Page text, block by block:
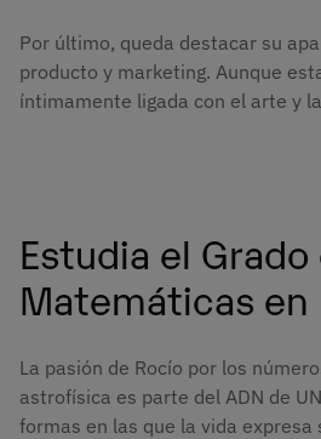
Por último, queda destacar su
producto y marketing. Aunque
íntimamente ligada con el arte y
Estudia el Grado
Matemáticas en
La pasión de Rocío por los
astrofísica es parte del ADN de
formas en las que la vida expresa